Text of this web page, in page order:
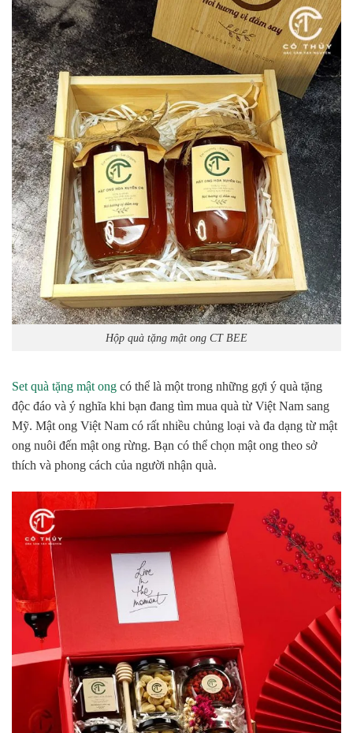
Hộp quà tặng mật ong CT BEE
Set quà tặng mật ong có thể là một trong những gợi ý quà tặng
độc đáo và ý nghĩa khi bạn đang tìm mua quà từ Việt Nam sang
Mỹ. Mật ong Việt Nam có rất nhiều chủng loại và đa dạng từ mật
ong nuôi đến mật ong rừng. Bạn có thể chọn mật ong theo sở
thích và phong cách của người nhận quà.